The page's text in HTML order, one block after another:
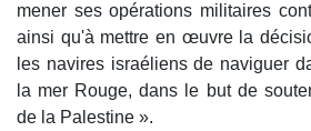
mener ses opérations militaires
ainsi qu'à mettre en œuvre la
les navires israéliens de naviguer
la mer Rouge, dans le but de
de la Palestine ».